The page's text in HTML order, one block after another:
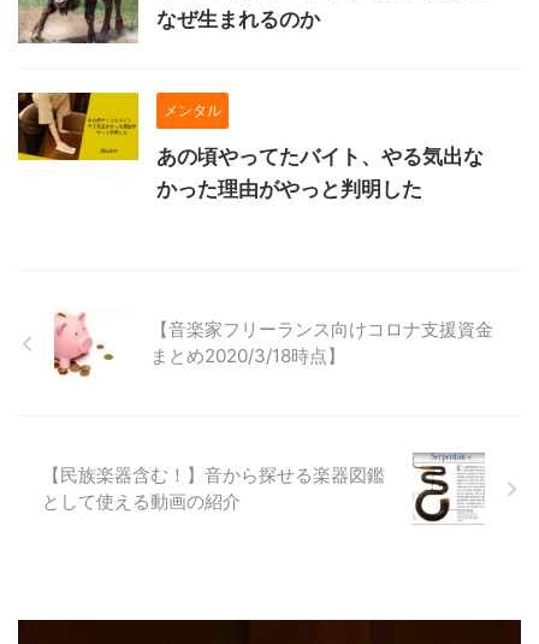
なぜ生まれるのか
メンタル
あの頃やってたバイト、やる気出な
かった理由がやっと判明した
【音楽家フリーランス向けコロナ支援資金
まとめ2020/3/18時点】
【民族楽器含む！】音から探せる楽器図鑑
として使える動画の紹介